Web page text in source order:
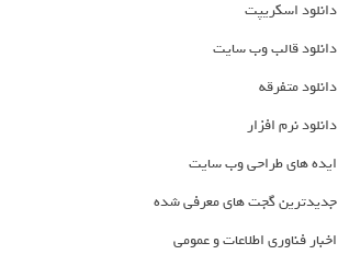
دانلود اسکریپت
دانلود قالب وب سایت
دانلود متفرقه
دانلود نرم افزار
ایده های طراحی وب سایت
جدیدترین گجت های معرفی شده
اخبار فناوری اطلاعات و عمومی